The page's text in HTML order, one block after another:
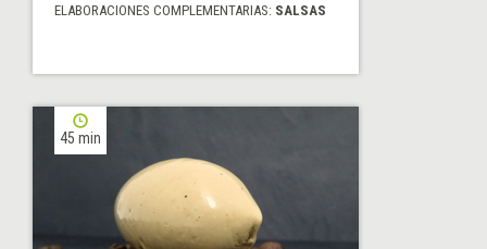
ELABORACIONES COMPLEMENTARIAS: SALSAS
45 min